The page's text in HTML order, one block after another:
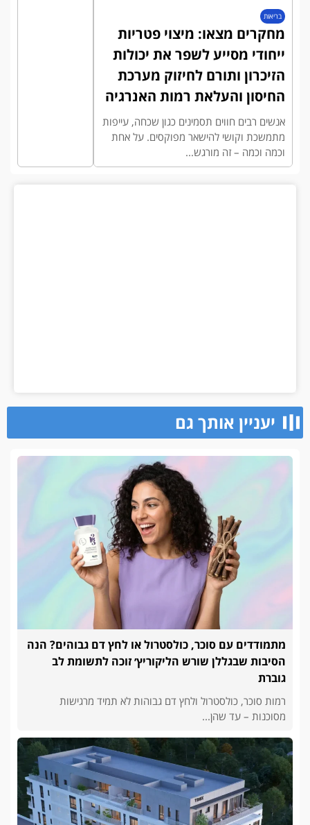
בריאות
מחקרים מצאו: מיצוי פטריות
ייחודי מסייע לשפר את יכולות
הזיכרון ותורם לחיזוק מערכת
החיסון והעלאת רמות האנרגיה
אנשים רבים חווים תסמינים כגון שכחה, עייפות
מתמשכת וקושי להישאר מפוקסים. על אחת
וכמה וכמה – זה מורגש...
יעניין אותך גם
מתמודדים עם סוכר, כולסטרול או לחץ דם גבוהים? הנה
הסיבות שבגללן שורש הליקוריץ׳ זוכה לתשומת לב
גוברת
רמות סוכר, כולסטרול ולחץ דם גבוהות לא תמיד מרגישות
מסוכנות – עד שהן...